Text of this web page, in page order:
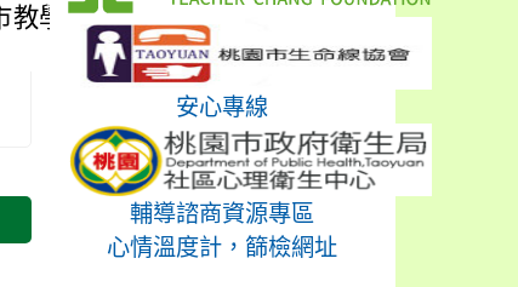
教學工作教師踴
安心專線
輔導諮商資源專區
心情溫度計，篩檢網址